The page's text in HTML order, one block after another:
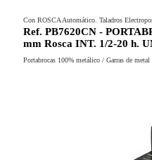
Con ROSCA Automático. Taladros
Ref. PB7620CN -
mm Rosca INT. 1/2-20 h.
Portabrocas 100% metálico / Garras de